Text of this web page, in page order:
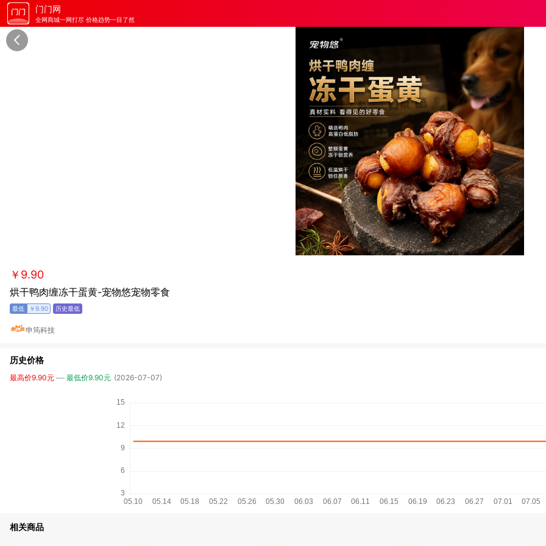
门门网
全网商城一网打尽 价格趋势一目了然
￥9.90
烘干鸭肉缠冻干蛋黄-宠物悠宠物零食
￥9.90
申筠科技
历史价格
最高价9.90元 最低价9.90元 (2026-07-07)
相关商品